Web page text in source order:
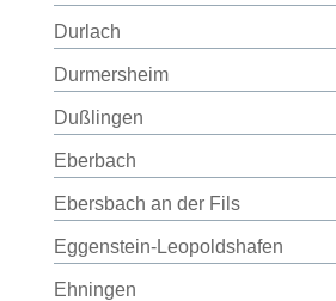
Durlach
Durmersheim
Dußlingen
Eberbach
Ebersbach an der Fils
Eggenstein-Leopoldshafen
Ehningen